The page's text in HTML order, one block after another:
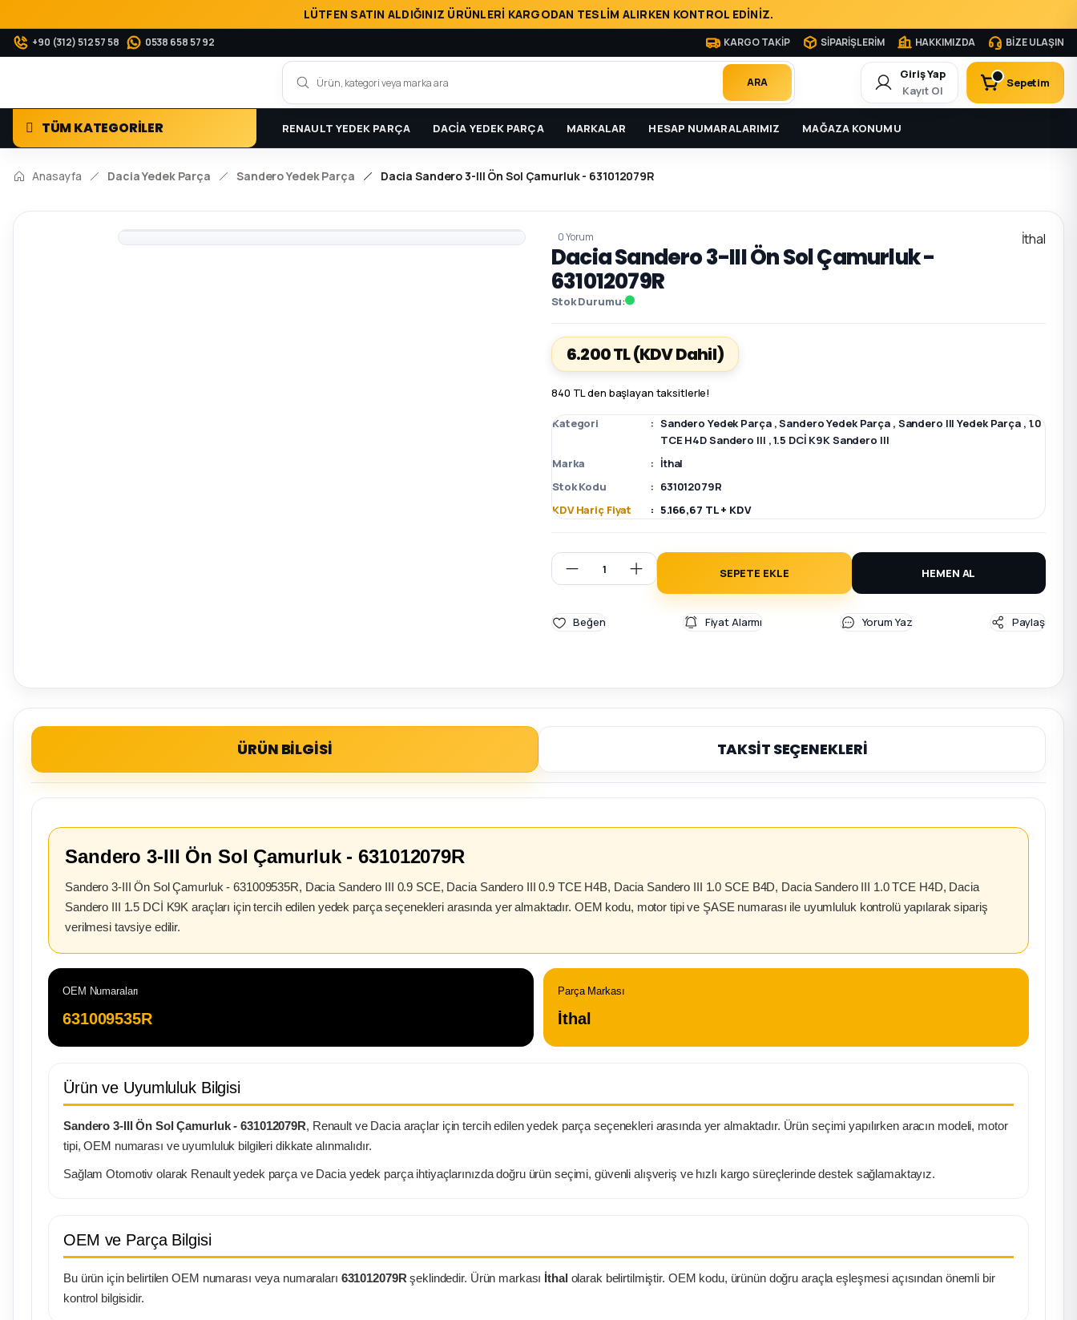
LÜTFEN SATIN ALDIĞINIZ ÜRÜNLERİ KARGODAN TESLİM ALIRKEN KONTROL EDİNİZ.
+90 (312) 512 57 58 0538 658 57 92 KARGO TAKİP SİPARİŞLERİM HAKKIMIZDA BİZE ULAŞIN
ARA
Giriş Yap
Kayıt Ol
Sepetim
TÜM KATEGORİLER RENAULT YEDEK PARÇA DACİA YEDEK PARÇA MARKALAR HESAP NUMARALARIMIZ MAĞAZA KONUMU
Anasayfa Dacia Yedek Parça Sandero Yedek Parça Dacia Sandero 3-III Ön Sol Çamurluk - 631012079R
0 Yorum
Dacia Sandero 3-III Ön Sol Çamurluk -
631012079R
Stok Durumu
İthal
6.200 TL(KDV Dahil)
840 TL den başlayan taksitlerle!
Kategori Sandero Yedek Parça ,Sandero Yedek Parça , Sandero III Yedek Parça , 1.0
TCE H4D Sandero III ,1.5 DCİ K9K Sandero III
Marka
İthal
Stok Kodu
631012079R
KDV Hariç Fiyat
5.166,67 TL + KDV
SEPETE EKLE HEMEN AL
Fiyat Alarmı Yorum Yaz Paylaş
ÜRÜN BİLGİSİ TAKSİT SEÇENEKLERİ
Sandero 3-III Ön Sol Çamurluk - 631012079R
Sandero 3-III Ön Sol Çamurluk - 631009535R, Dacia Sandero III 0.9 SCE, Dacia Sandero III 0.9 TCE H4B, Dacia Sandero III 1.0 SCE B4D, Dacia Sandero III 1.0 TCE H4D, Dacia
Sandero III 1.5 DCİ K9K araçları için tercih edilen yedek parça seçenekleri arasında yer almaktadır. OEM kodu, motor tipi ve ŞASE numarası ile uyumluluk kontrolü yapılarak sipariş
verilmesi tavsiye edilir.
OEM Numaraları
631009535R
Parça Markası
İthal
Ürün ve Uyumluluk Bilgisi
Sandero 3-III Ön Sol Çamurluk -631012079R, Renault ve Dacia araçlar için tercih edilen yedek parça seçenekleri arasında yer almaktadır. Ürün seçimi yapılırken aracın modeli, motor
tipi, OEM numarası ve uyumluluk bilgileri dikkate alınmalıdır.
Sağlam Otomotiv olarak Renault yedek parça ve Dacia yedek parça ihtiyaçlarınızda doğru ürün seçimi, güvenli alışveriş ve hızlı kargo süreçlerinde destek sağlamaktayız.
OEM ve Parça Bilgisi
Bu ürün için belirtilen OEM numarası veya numaraları 631012079R şeklindedir. Ürün markası İthal olarak belirtilmiştir. OEM kodu, ürünün doğru araçla eşleşmesi açısından önemli bir
kontrol bilgisidir.